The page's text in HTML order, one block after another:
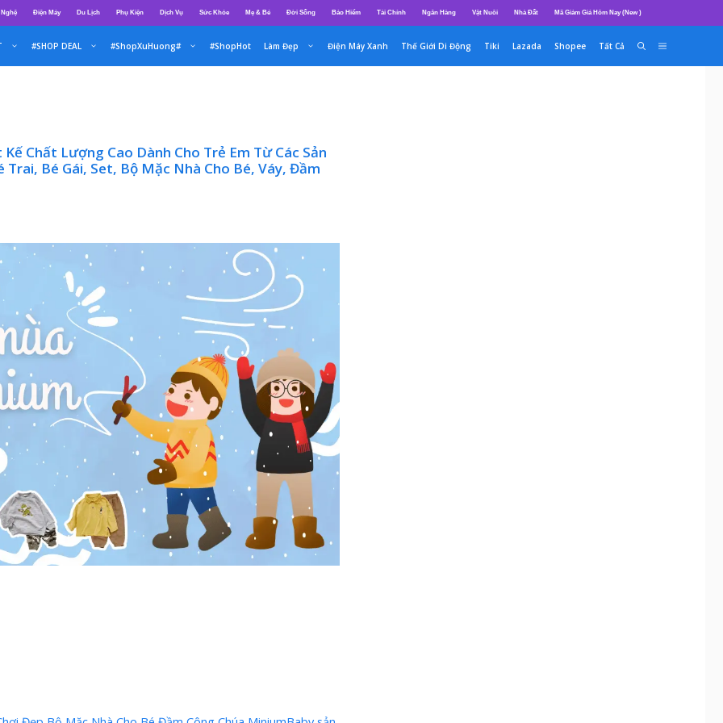
Điện Máy Du Lịch Phụ Kiện Dịch Vụ Sức Khỏe Mẹ & Bé Đời Sống Bảo Hiểm Tài Chính Ngân Hàng Vật Nuôi Nhà Đất Mã Giảm Giá Hôm Nay (New )
#SHOP DEAL #ShopXuHuong# #ShopHot Làm Đẹp Điện Máy Xanh Thế Giới Di Động Tiki Lazada Shopee Tất Cả
Chất Lượng Cao Dành Cho Trẻ Em Từ Các Sản
Trai, Bé Gái, Set, Bộ Mặc Nhà Cho Bé, Váy, Đầm